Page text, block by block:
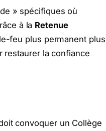
» spécifiques où
à la Retenue
feu plus permanent plus
restaurer la confiance
convoquer un Collège